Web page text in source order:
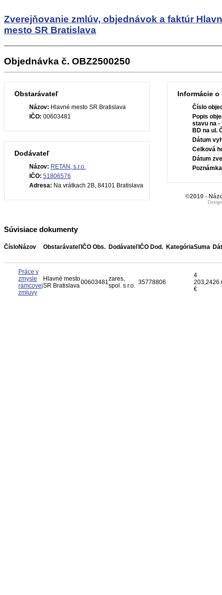
Zverejňovanie zmlúv, objednávok a faktúr
mesto SR Bratislava
Objednávka č. OBZ2500250
Obstarávateľ
Názov: Hlavné mesto SR Bratislava
IČO: 00603481
Dodávateľ
Názov: RETAN, s.r.o.
IČO: 51806576
Adresa: Na vrátkach 2B, 84101 Bratislava
Informácie
Číslo
Popis
stavu na -
BD na ul.
Dátum
Celková
Dátum
Súvisiace dokumenty
ČísloNázov Obstarávateľ IČO Obs. Dodávateľ IČO Dod. KategóriaSuma
Práce v
zmysle
rámcovej
zmluvy
Hlavné mesto
SR Bratislava00603481zares,
spol. s r.o. 35778806
4
203,24
€
©2010 -